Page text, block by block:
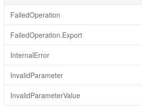
FailedOperation
FailedOperation.Export
InternalError
InvalidParameter
InvalidParameterValue